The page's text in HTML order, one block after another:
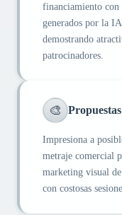
financiamiento con
generados por la
demostrando
patrocinadores.
🎨
Impresiona a
metraje comercial
marketing visual
con costosas